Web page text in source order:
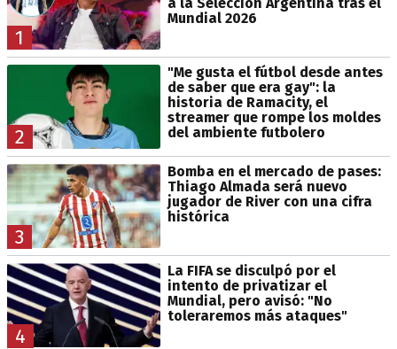
1
Mundial 2026
2
"Me gusta el fútbol desde antes
de saber que era gay": la
historia de Ramacity, el
streamer que rompe los moldes
del ambiente futbolero
3
Bomba en el mercado de pases:
Thiago Almada será nuevo
jugador de River con una cifra
histórica
4
La FIFA se disculpó por el
intento de privatizar el
Mundial, pero avisó: "No
toleraremos más ataques"